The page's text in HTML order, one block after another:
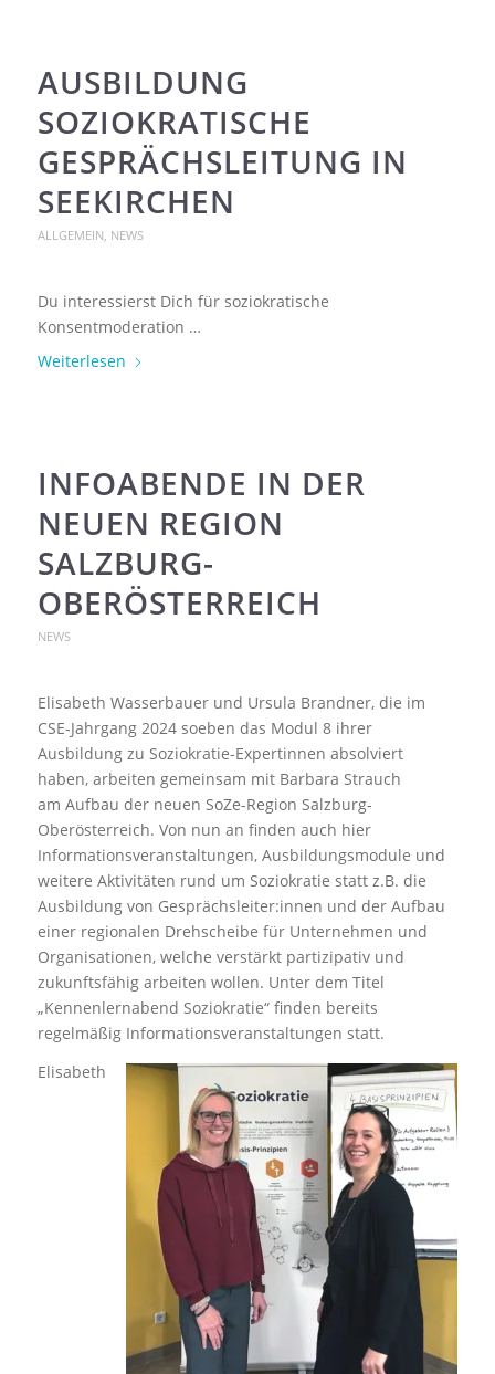
AUSBILDUNG
SOZIOKRATISCHE
GESPRÄCHSLEITUNG IN
SEEKIRCHEN
ALLGEMEIN, NEWS
Du interessierst Dich für soziokratische
Konsentmoderation …
Weiterlesen
INFOABENDE IN DER
NEUEN REGION
SALZBURG-
OBERÖSTERREICH
NEWS
Elisabeth Wasserbauer und Ursula Brandner, die im
CSE-Jahrgang 2024 soeben das Modul 8 ihrer
Ausbildung zu Soziokratie-Expertinnen absolviert
haben, arbeiten gemeinsam mit Barbara Strauch
am Aufbau der neuen SoZe-Region Salzburg-
Oberösterreich. Von nun an finden auch hier
Informationsveranstaltungen, Ausbildungsmodule und
weitere Aktivitäten rund um Soziokratie statt z.B. die
Ausbildung von Gesprächsleiter:innen und der Aufbau
einer regionalen Drehscheibe für Unternehmen und
Organisationen, welche verstärkt partizipativ und
zukunftsfähig arbeiten wollen. Unter dem Titel
„Kennenlernabend Soziokratie“ finden bereits
regelmäßig Informationsveranstaltungen statt.
Elisabeth